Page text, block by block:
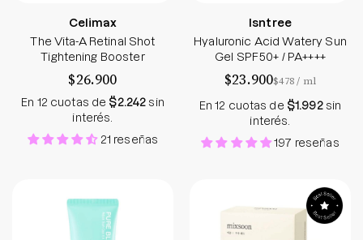
Celimax
The Vita-A Retinal Shot
Tightening Booster
$26.900
En 12 cuotas de $2.242sin
interés.
21 reseñas
Isntree
Hyaluronic Acid Watery Sun
Gel SPF50+ / PA++++
$23.900$478/ por
ml
En 12 cuotas de $1.992sin
interés.
197 reseñas
Pure Block Aqua Sun Gel EX SPF50+ PA+++
Soybean Milk